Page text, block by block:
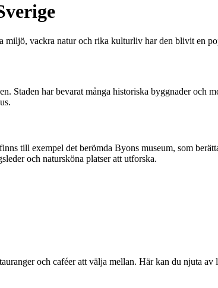
miljö, vackra natur och rika kulturliv har den blivit en
Staden har bevarat många historiska byggnader och
till exempel det berömda Byons museum, som
och natursköna platser att utforska.
och caféer att välja mellan. Här kan du njuta